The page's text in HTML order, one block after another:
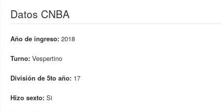
Datos CNBA
Año de ingreso: 2018
Turno: Vespertino
División de 5to año: 17
Hizo sexto: Si